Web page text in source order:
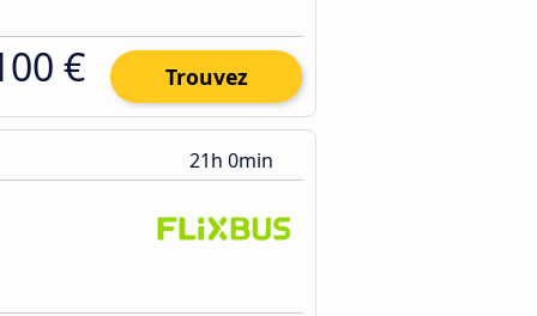
€ Trouvez
21h 0min